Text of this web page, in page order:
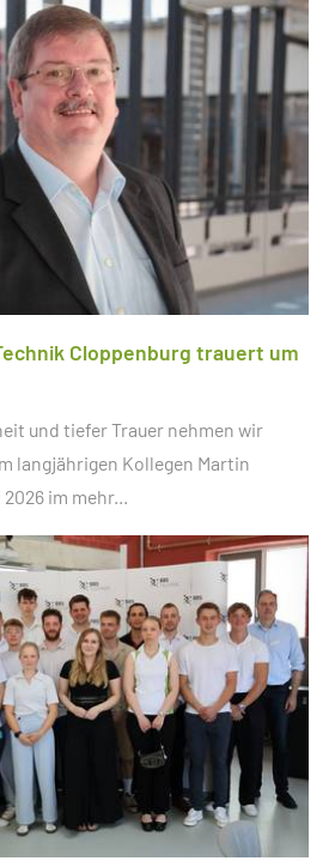
Cloppenburg trauert um
und tiefer Trauer nehmen wir
langjährigen Kollegen Martin
im mehr...